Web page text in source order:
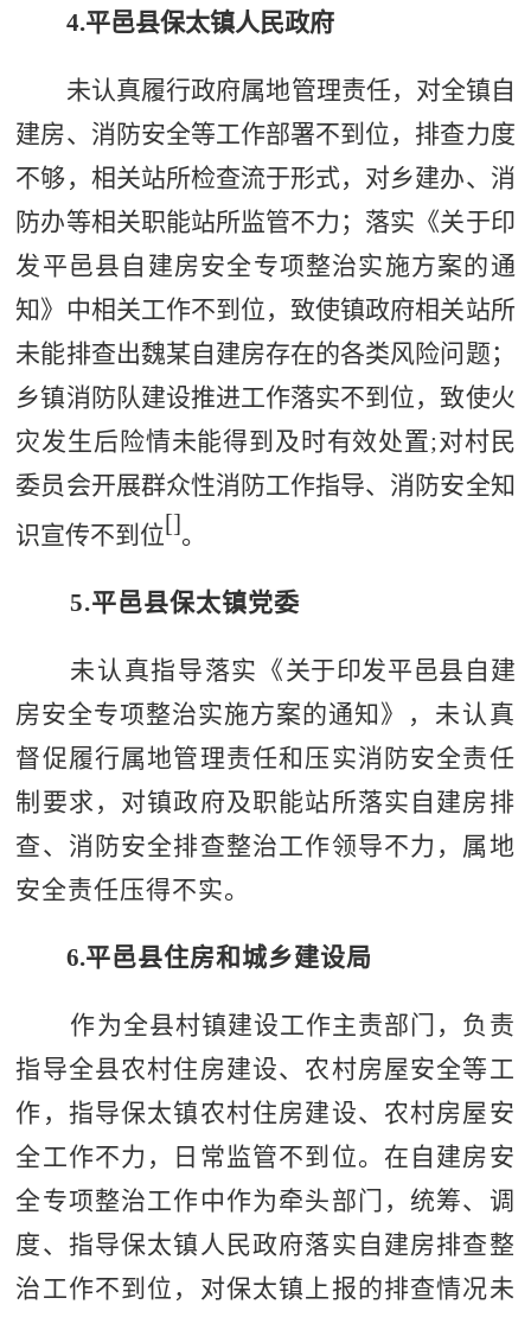
4.平邑县保太镇人民政府
未认真履行政府属地管理责任，对全镇自
建房、消防安全等工作部署不到位，排查力度
不够，相关站所检查流于形式，对乡建办、消
防办等相关职能站所监管不力；落实《关于印
发平邑县自建房安全专项整治实施方案的通
知》 中相关工作不到位，致使镇政府相关站所
未能排查出魏某自建房存在的各类风险问题；
乡镇消防队建设推进工作落实不到位，致使火
灾发生后险情未能得到及时有效处置;对村民
委员会开展群众性消防工作指导、消防安全知
识宣传不到位[]。
5.平邑县保太镇党委
未认真指导落实《关于印发平邑县自建
房安全专项整治实施方案的通知》，未认真
督促履行属地管理责任和压实消防安全责任
制要求，对镇政府及职能站所落实自建房排
查、消防安全排查整治工作领导不力，属地
安全责任压得不实。
6.平邑县住房和城乡建设局
作为全县村镇建设工作主责部门，负责
指导全县农村住房建设、农村房屋安全等工
作，指导保太镇农村住房建设、农村房屋安
全工作不力，日常监管不到位。在自建房安
全专项整治工作中作为牵头部门，统筹、调
度、指导保太镇人民政府落实自建房排查整
治工作不到位，对保太镇上报的排查情况未